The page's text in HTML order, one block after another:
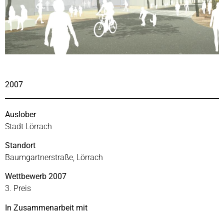
2007
Auslober
Stadt Lörrach
Standort
Baumgartnerstraße, Lörrach
Wettbewerb 2007
3. Preis
In Zusammenarbeit mit